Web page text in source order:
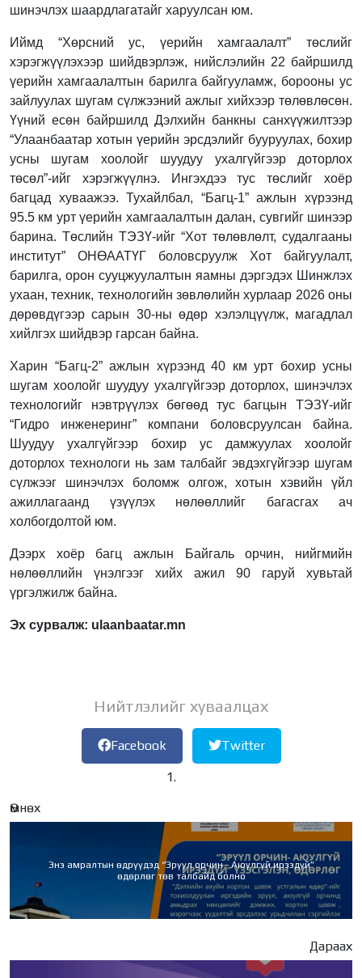
шинэчлэх шаардлагатайг харуулсан юм.
Иймд “Хөрсний ус, үерийн хамгаалалт” төслийг
хэрэгжүүлэхээр шийдвэрлэж, нийслэлийн 22 байршилд
үерийн хамгаалалтын барилга байгууламж, борооны ус
зайлуулах шугам сүлжээний ажлыг хийхээр төлөвлөсөн.
Үүний есөн байршилд Дэлхийн банкны санхүүжилтээр
“Улаанбаатар хотын үерийн эрсдэлийг бууруулах, бохир
усны шугам хоолойг шуудуу ухалгүйгээр доторлох
төсөл”-ийг хэрэгжүүлнэ. Ингэхдээ тус төслийг хоёр
багцад хуваажээ. Тухайлбал, “Багц-1” ажлын хүрээнд
95.5 км урт үерийн хамгаалалтын далан, сувгийг шинээр
барина. Төслийн ТЭЗҮ-ийг “Хот төлөвлөлт, судалгааны
институт” ОНӨААТҮГ боловсруулж Хот байгуулалт,
барилга, орон сууцжуулалтын яамны дэргэдэх Шинжлэх
ухаан, техник, технологийн зөвлөлийн хурлаар 2026 оны
дөрөвдүгээр сарын 30-ны өдөр хэлэлцүүлж, магадлал
хийлгэх шийдвэр гарсан байна.
Харин “Багц-2” ажлын хүрээнд 40 км урт бохир усны
шугам хоолойг шуудуу ухалгүйгээр доторлох, шинэчлэх
технологийг нэвтрүүлэх бөгөөд тус багцын ТЭЗҮ-ийг
“Гидро инженеринг” компани боловсруулсан байна.
Шуудуу ухалгүйгээр бохир ус дамжуулах хоолойг
доторлох технологи нь зам талбайг эвдэхгүйгээр шугам
сүлжээг шинэчлэх боломж олгож, хотын хэвийн үйл
ажиллагаанд үзүүлэх нөлөөллийг багасгах ач
холбогдолтой юм.
Дээрх хоёр багц ажлын Байгаль орчин, нийгмийн
нөлөөллийн үнэлгээг хийх ажил 90 гаруй хувьтай
үргэлжилж байна.
Эх сурвалж: ulaanbaatar.mn
Нийтлэлийг хуваалцах
Facebook Twitter
Өмнөх
Энэ амралтын өдрүүдэд “Эрүүл орчин - Аюулгүй ирээдүй”
өдөрлөг төв талбайд болно
Дараах